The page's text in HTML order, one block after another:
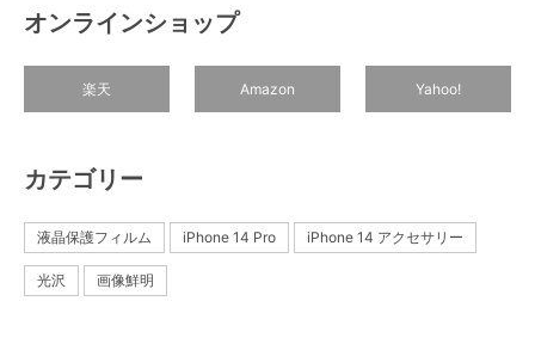
オンラインショップ
楽天 Amazon Yahoo!
カテゴリー
液晶保護フィルム iPhone 14 Pro iPhone 14 アクセサリー
光沢 画像鮮明